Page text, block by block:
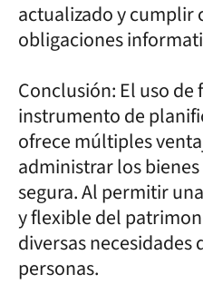
actualizado y cumplir
obligaciones
Conclusión: El uso
instrumento de
ofrece múltiples
administrar los
segura. Al permitir
y flexible del
diversas necesidades
personas.